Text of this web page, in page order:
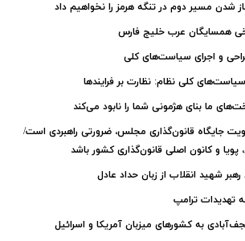
شدن مسیر دوم در تنگه هرمز را نخواهیم داد
همسایگان عرب خلیج فارس
و اجرای سیاست‌های کلی
کلی نظام: نظارت بر فرایندها
ما بنای هژمونی شما را نابود می‌کند
جایگاه قانون‌گذاری مجلس، ضرورتی راهبردی است/
پویا و کانون اصلی قانون‌گذاری کشور باشد
شهید انقلاب از زبان حداد عادل
تهدیدات ترامپ
به کشورهای میزبان آمریکا و اسرائیل